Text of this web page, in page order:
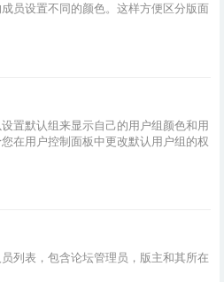
员设置不同的颜色。这样方便区分版面
置默认组来显示自己的用户组颜色和用
在用户控制面板中更改默认用户组的权
列表，包含论坛管理员，版主和其所在